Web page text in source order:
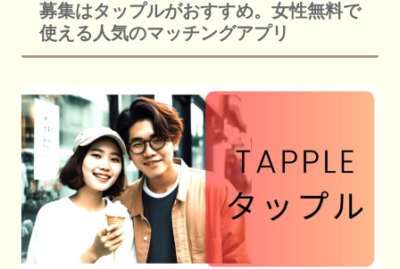
募集はタップルがおすすめ。女性無料で
使える人気のマッチングアプリ